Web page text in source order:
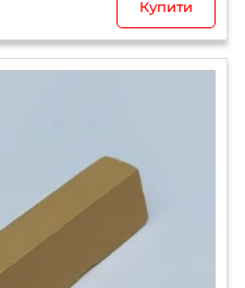
Купити